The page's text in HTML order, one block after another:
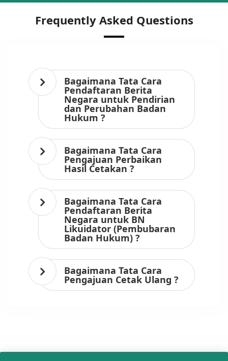
Frequently Asked Questions
Bagaimana Tata Cara
Pendaftaran Berita
Negara untuk Pendirian
dan Perubahan Badan
Hukum ?
Bagaimana Tata Cara
Pengajuan Perbaikan
Hasil Cetakan ?
Bagaimana Tata Cara
Pendaftaran Berita
Negara untuk BN
Likuidator (Pembubaran
Badan Hukum) ?
Bagaimana Tata Cara
Pengajuan Cetak Ulang ?